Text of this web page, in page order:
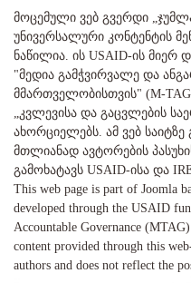
მოცემული ვებ გვერდი
უნივერსალური კონტენტის
ნაწილია. ის USAID-ის მიერ
"მედია გამჭვირვალე და
მმართველობისთვის" (M-
„კვლევისა და გაცვლების
ახორციელებს. ამ ვებ
მთლიანად ავტორების
გამოხატავს USAID-ისა და
This web page is part of Joomla
developed through the USAID
Accountable Governance
content provided through this
authors and does not reflect the